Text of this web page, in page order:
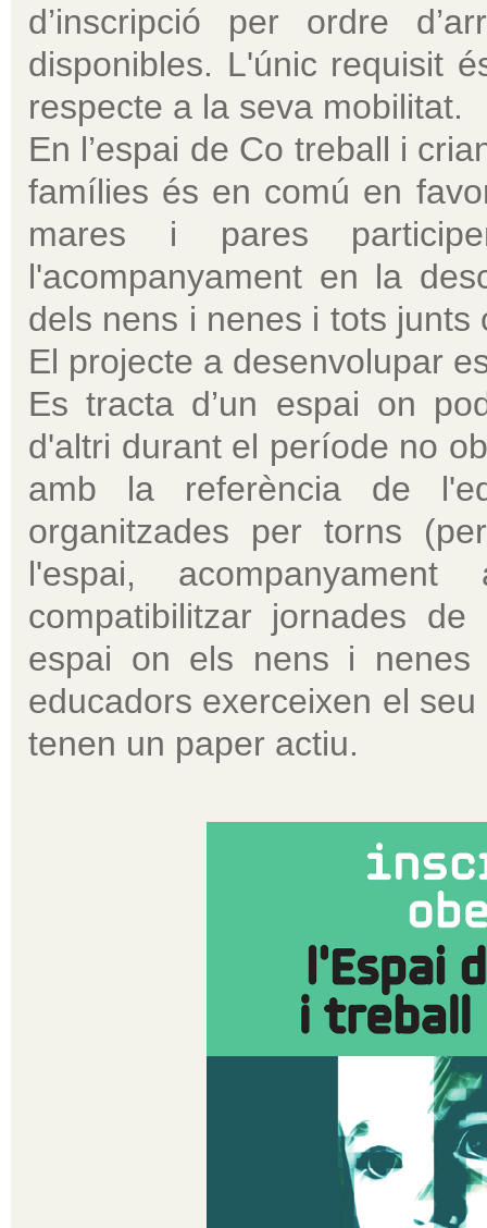
d’inscripció per ordre
disponibles. L'únic requisit
respecte a la seva mobilitat.
En l’espai de Co treball i
famílies és en comú en
mares i pares
l'acompanyament en la
dels nens i nenes i tots junts
El projecte a desenvolupar
Es tracta d’un espai on
d'altri durant el període no
amb la referència de
organitzades per torns
l'espai,
compatibilitzar jornades
espai on els nens i nenes
educadors exerceixen el
tenen un paper actiu.